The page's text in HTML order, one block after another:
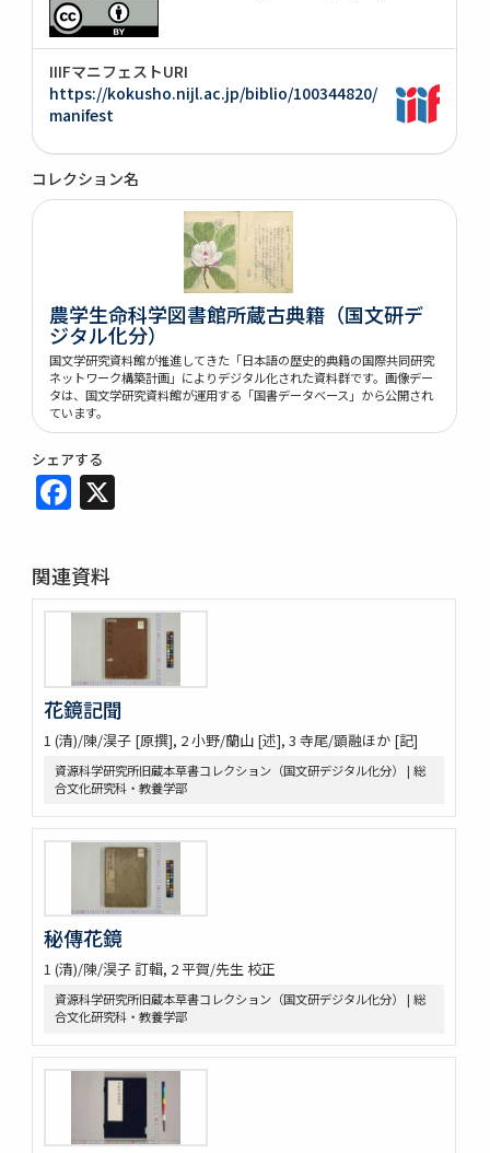
IIIFマニフェストURI
https://kokusho.nijl.ac.jp/biblio/100344820/
manifest
コレクション名
農学生命科学図書館所蔵古典籍（国文研デ
ジタル化分）
国文学研究資料館が推進してきた「日本語の歴史的典籍の国際共同研究
ネットワーク構築計画」によりデジタル化された資料群です。画像デー
タは、国文学研究資料館が運用する「国書データベース」から公開され
ています。
シェアする
Facebook
関連資料
花鏡記聞
1 (清)/陳/淏子 [原撰], 2 小野/蘭山 [述], 3 寺尾/顕融ほか [記]
資源科学研究所旧蔵本草書コレクション（国文研デジタル化分） | 総
合文化研究科・教養学部
秘傳花鏡
1 (清)/陳/淏子 訂輯, 2 平賀/先生 校正
資源科学研究所旧蔵本草書コレクション（国文研デジタル化分） | 総
合文化研究科・教養学部